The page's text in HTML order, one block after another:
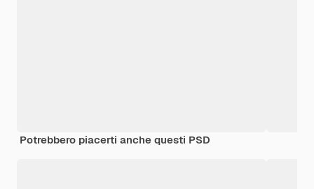
Potrebbero piacerti anche questi PSD